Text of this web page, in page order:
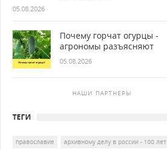
05.08.2026
Почему горчат огурцы -
агрономы разъясняют
05.08.2026
НАШИ ПАРТНЕРЫ
ТЕГИ
православие
архивному делу в россии - 100 лет